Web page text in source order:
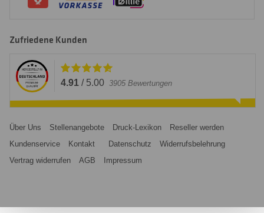
Zufriedene Kunden
4.91 / 5.00 3905 Bewertungen
Über Uns Stellenangebote Druck-Lexikon
Reseller werden
Kundenservice
Kontakt Datenschutz
Widerrufsbelehrung
Vertrag widerrufen
AGB Impressum